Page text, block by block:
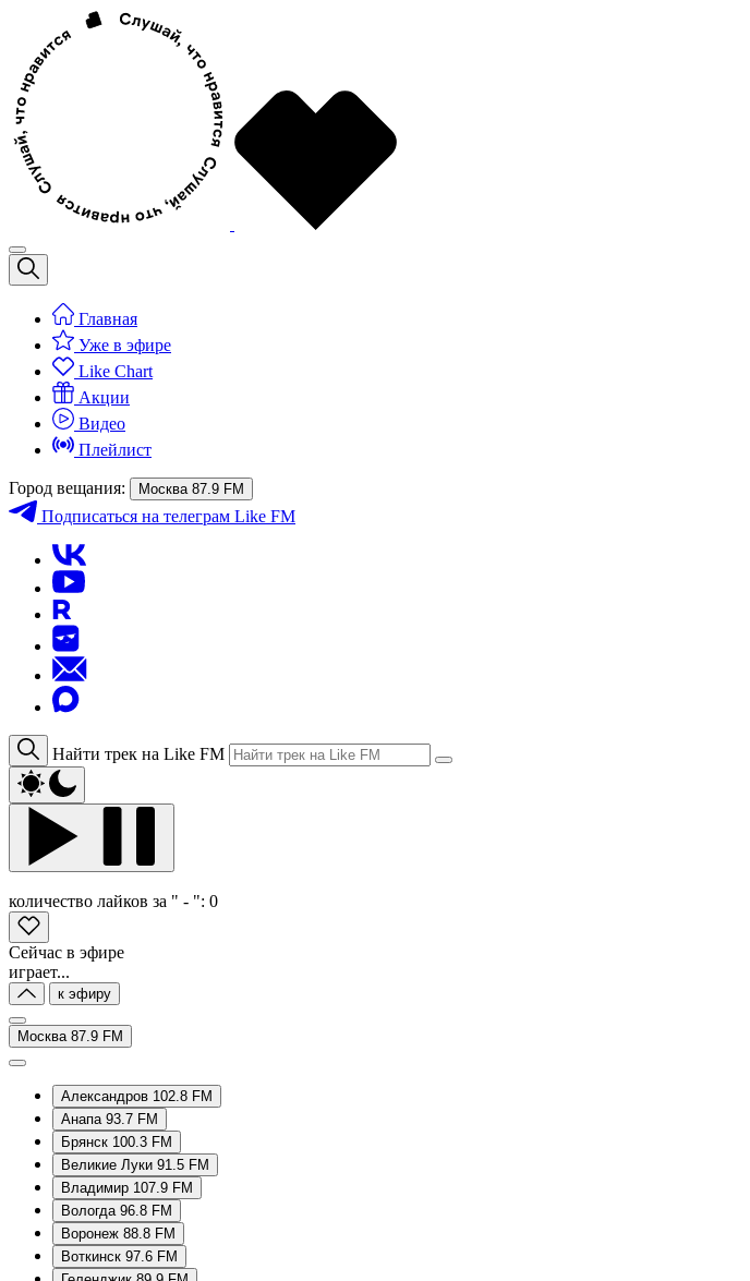
Главная
Уже в эфире
Like Chart
Акции
Видео
Плейлист
Город вещания: Москва 87.9 FM
Подписаться на телеграм Like FM
Найти трек на Like FM
количество лайков за " - ": 0
Сейчас в эфире
играет...
к эфиру
Москва 87.9 FM
Александров 102.8 FM
Анапа 93.7 FM
Брянск 100.3 FM
Великие Луки 91.5 FM
Владимир 107.9 FM
Вологда 96.8 FM
Воронеж 88.8 FM
Воткинск 97.6 FM